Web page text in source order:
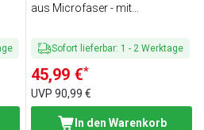
aus Microfaser - mit
Sofort lieferbar: 1 - 2 Werktage
45,99 €*
UVP90,99 €
In den Warenkorb